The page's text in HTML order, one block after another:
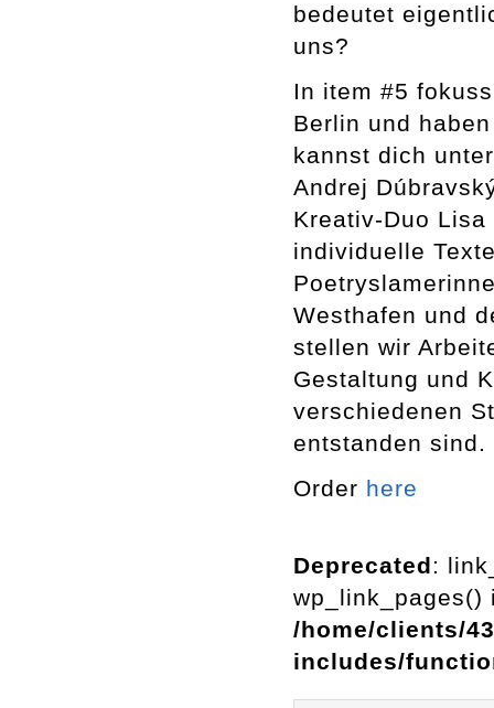
bedeutet
uns?
In item #5
Berlin und
kannst dich
Andrej
Kreativ-Duo
individuelle
Westhafen und
stellen wir
Gestaltung und
verschiedenen
entstanden sind.
Order here
Deprecated:
wp_link_pages()
/home/clients/
includes/